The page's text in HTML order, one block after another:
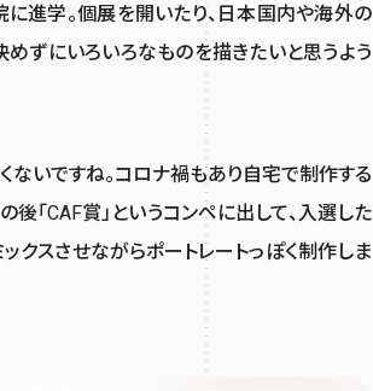
進学。個展を開いたり、日本国内や海外の
めずにいろいろなものを描きたいと思うよう
ないですね。コロナ禍もあり自宅で制作する
「CAF賞」というコンペに出して、入選した
クスさせながらポートレートっぽく制作しま